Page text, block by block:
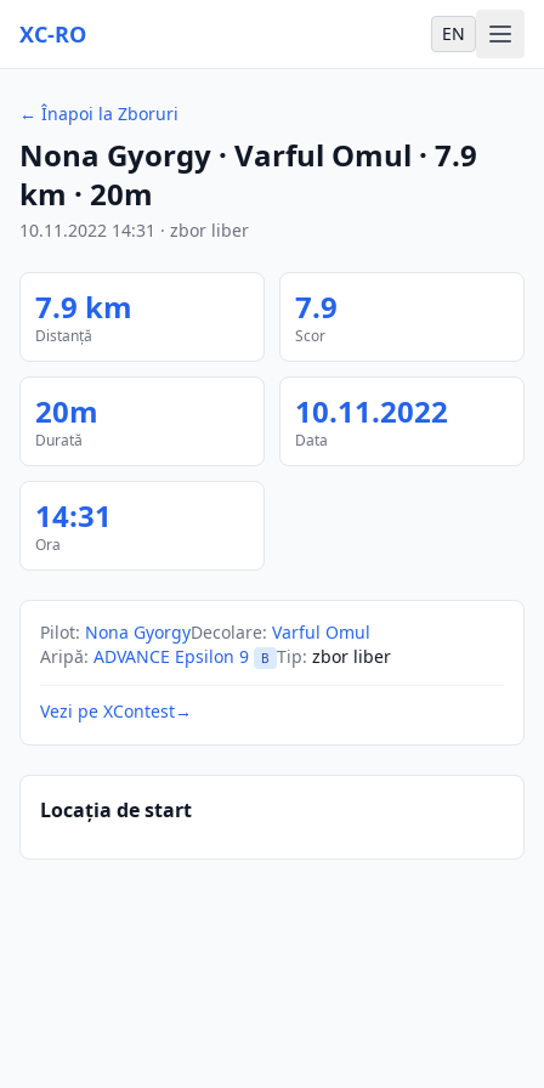
XC-RO EN
← Înapoi la Zboruri
Nona Gyorgy · Varful Omul · 7.9
km · 20m
10.11.2022 14:31 · zbor liber
7.9 km
Distanță
7.9
Scor
20m
Durată
10.11.2022
Data
14:31
Ora
Pilot: Nona GyorgyDecolare: Varful Omul
Aripă: ADVANCE Epsilon 9 B Tip: zbor liber
Vezi pe XContest→
Locația de start